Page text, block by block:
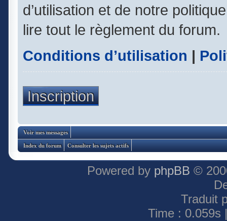
d’utilisation et de notre
lire tout le règlement du forum.
Conditions d’utilisation |
Inscription
Voir mes messages
Index du forum Consulter les sujets actifs
Powered by phpBB ©
Traduit
Time : 0.059s